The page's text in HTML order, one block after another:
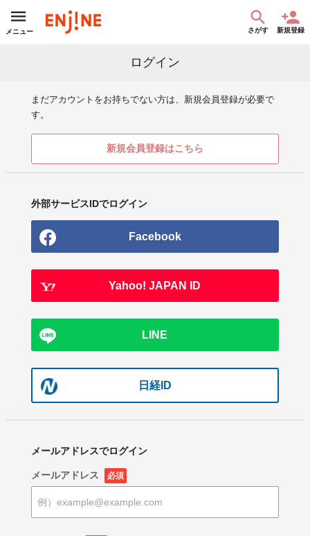
メニュー さがす 新規登録
ログイン
まだアカウントをお持ちでない方は、新規会員登録が必要で
す。
新規会員登録はこちら
外部サービスIDでログイン
Facebook
Yahoo! JAPAN ID
LINE
日経ID
メールアドレスでログイン
メールアドレス 必須